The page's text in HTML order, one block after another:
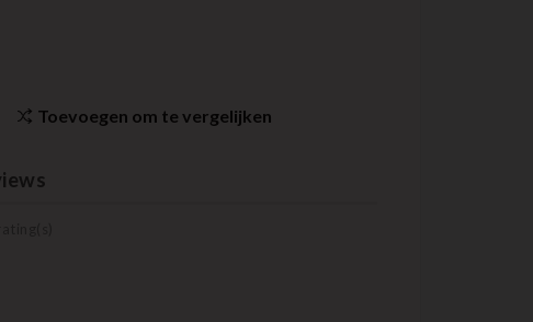
Toevoegen om te vergelijken